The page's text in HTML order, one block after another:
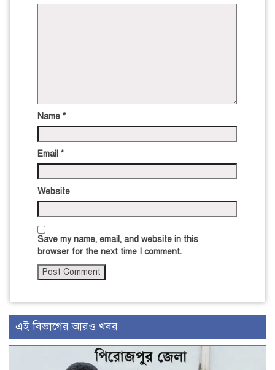
Name *
Email *
Website
Save my name, email, and website in this
browser for the next time I comment.
এই বিভাগের আরও খবর